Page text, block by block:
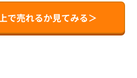
で売れるか見てみる＞